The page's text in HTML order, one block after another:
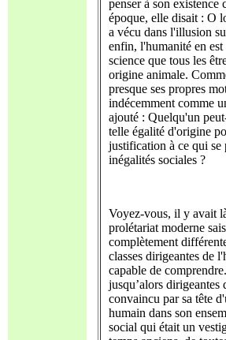
penser à son
époque, elle disait : O
a vécu dans l'illusion
enfin, l'humanité en
science que tous les
origine animale.
presque ses propres
indécemment comme
ajouté : Quelqu'un
telle égalité d'origine
justification à ce qui
inégalités sociales ?
Voyez-vous, il y avait
prolétariat moderne
complètement
classes dirigeantes de
capable de
jusqu’alors dirigeantes
convaincu par sa tête
humain dans son
social qui était un